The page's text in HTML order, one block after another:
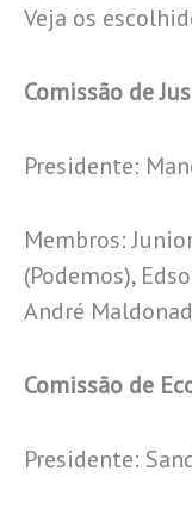
Veja os
Comissão de
Presidente:
Membros:
(Podemos),
André
Comissão de
Presidente: